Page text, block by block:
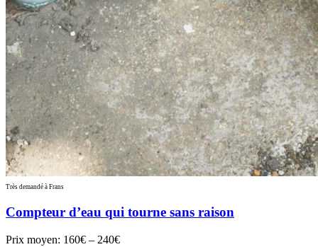
Très demandé à Frans
Compteur d’eau qui tourne sans raison
Prix moyen: 160€ – 240€